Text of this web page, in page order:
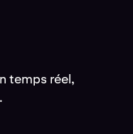
temps réel,